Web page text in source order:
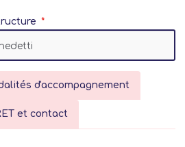
d'accompagnement
et contact